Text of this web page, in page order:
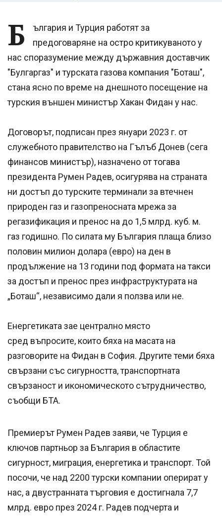
Б
ългария и Турция работят за
предоговаряне на остро критикуваното у
нас споразумение между държавния доставчик
"Булгаргаз" и турската газова компания "Боташ",
стана ясно по време на днешното посещение на
турския външен министър Хакан Фидан у нас.
Договорът, подписан през януари 2023 г. от
служебното правителство на Гълъб Донев (сега
финансов министър), назначено от тогава
президента Румен Радев, осигурява на страната
ни достъп до турските терминали за втечнен
природен газ и газопреносната мрежа за
регазификация и пренос на до 1,5 млрд. куб. м.
газ годишно. По силата му България плаща близо
половин милион долара (евро) на ден в
продължение на 13 години под формата на такси
за достъп и пренос през инфраструктурата на
„Боташ“, независимо дали я ползва или не.
Енергетиката зае централно място
сред въпросите, които бяха на масата на
разговорите на Фидан в София. Другите теми бяха
свързани със сигурността, транспортната
свързаност и икономическото сътрудничество,
съобщи БТА.
Премиерът Румен Радев заяви, че Турция е
ключов партньор за България в областите
сигурност, миграция, енергетика и транспорт. Той
посочи, че над 2200 турски компании оперират у
нас, а двустранната търговия е достигнала 7,7
млрд. евро през 2024 г. Радев подчерта и